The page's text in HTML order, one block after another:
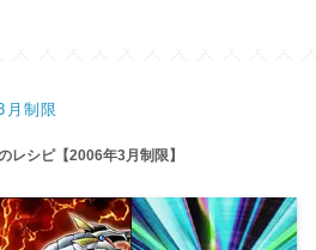
月制限
レシピ【2006年3月制限】